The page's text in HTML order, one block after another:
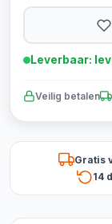
Leverbaar:
Veilig betalen
Gratis
14